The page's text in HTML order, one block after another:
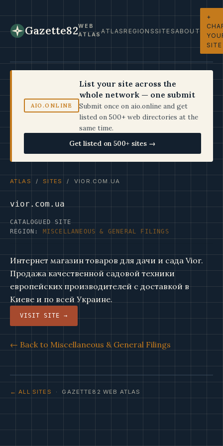
Gazette82WEB
ATLASATLASREGIONSSITESABOUT
+
SITE
AIO.ONLINE
List your site across the
whole network — one submit
Submit once on aio.online and get
listed on 500+ web directories at the
same time.
Get listed on 500+ sites →
ATLAS / SITES / VIOR.COM.UA
vior.com.ua
CATALOGUED SITE
REGION: MISCELLANEOUS & GENERAL FILINGS
Интернет магазин товаров для дачи и сада Vior.
Продажа качественной садовой техники
европейских производителей с доставкой в
Киеве и по всей Украине.
VISIT SITE →
← Back to Miscellaneous & General Filings
← ALL SITES · GAZETTE82 WEB ATLAS